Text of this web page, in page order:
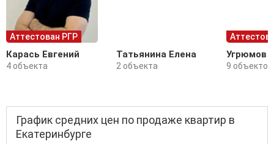
Аттестован РГР
Карась Евгений
4 объекта
Татьянина Елена
2 объекта
Угрюмов
9 объектов
График средних цен по продаже квартир в
Екатеринбурге